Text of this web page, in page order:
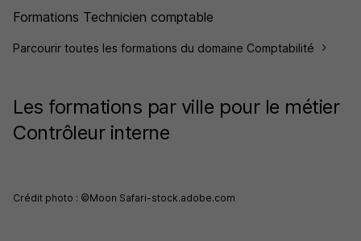
Formations Technicien comptable
Parcourir toutes les formations du domaine Comptabilité
Les formations par ville pour le métier
Contrôleur interne
Crédit photo : ©Moon Safari-stock.adobe.com